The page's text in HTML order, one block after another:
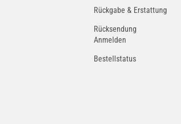
Rückgabe & Erstattung
Rücksendung
Anmelden
Bestellstatus